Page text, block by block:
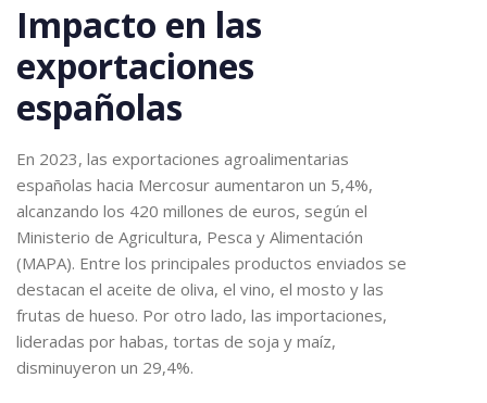
Impacto en las
exportaciones
españolas
En 2023, las exportaciones agroalimentarias
españolas hacia Mercosur aumentaron un 5,4%,
alcanzando los 420 millones de euros, según el
Ministerio de Agricultura, Pesca y Alimentación
(MAPA). Entre los principales productos enviados se
destacan el aceite de oliva, el vino, el mosto y las
frutas de hueso. Por otro lado, las importaciones,
lideradas por habas, tortas de soja y maíz,
disminuyeron un 29,4%.